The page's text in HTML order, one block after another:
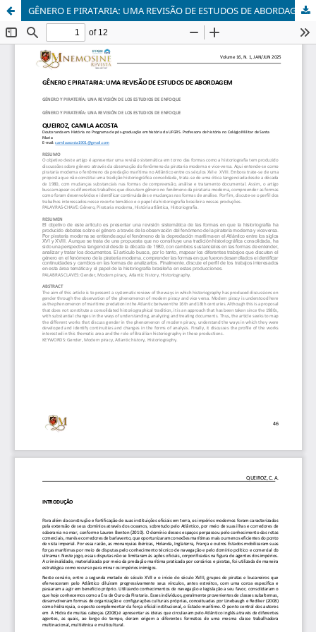
GÊNERO E PIRATARIA: UMA REVISÃO DE ESTUDOS DE ABORDAGEM